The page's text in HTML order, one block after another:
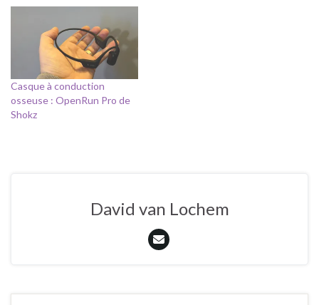
Casque à conduction
osseuse : OpenRun Pro de
Shokz
David van Lochem